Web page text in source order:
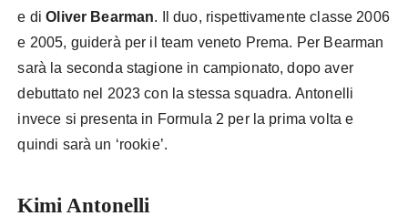
e diOliver Bearman. Il duo, rispettivamente classe 2006
e 2005, guiderà per il team veneto Prema. Per Bearman
sarà la seconda stagione in campionato, dopo aver
debuttato nel 2023 con la stessa squadra. Antonelli
invece si presenta in Formula 2 per la prima volta e
quindi sarà un ‘rookie’.
Kimi Antonelli